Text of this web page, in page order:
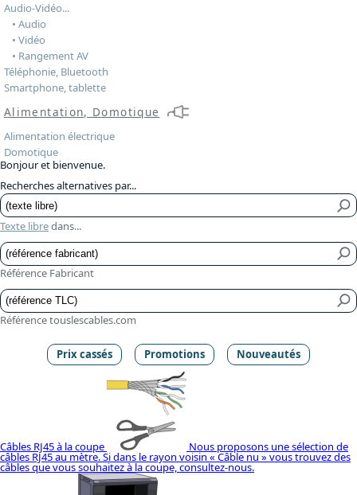
Audio-Vidéo...
• Audio
• Vidéo
• Rangement AV
Téléphonie, Bluetooth
Smartphone, tablette
Alimentation, Domotique
Alimentation électrique
Domotique
Bonjour et bienvenue.
Recherches alternatives par...
Texte libredans...
Référence Fabricant
Référence touslescables.com
Prix cassés Promotions Nouveautés
Câbles RJ45 à la coupe Nous proposons une sélection de
câbles RJ45 au mètre. Si dans le rayon voisin « Câble nu » vous trouvez des
câbles que vous souhaitez à la coupe, consultez-nous.